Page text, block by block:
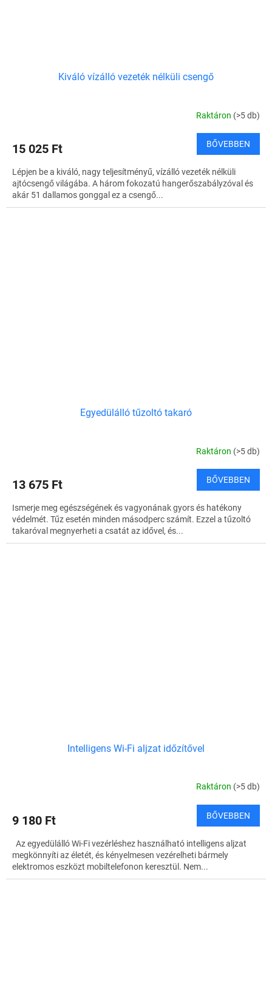
Kiváló vízálló vezeték nélküli csengő
Raktáron (>5 db)
15 025 Ft BŐVEBBEN
Lépjen be a kiváló, nagy teljesítményű, vízálló vezeték nélküli
ajtócsengő világába. A három fokozatú hangerőszabályzóval és
akár 51 dallamos gonggal ez a csengő...
Egyedülálló tűzoltó takaró
Raktáron (>5 db)
13 675 Ft BŐVEBBEN
Ismerje meg egészségének és vagyonának gyors és hatékony
védelmét. Tűz esetén minden másodperc számít. Ezzel a tűzoltó
takaróval megnyerheti a csatát az idővel, és...
Intelligens Wi-Fi aljzat időzítővel
Raktáron (>5 db)
9 180 Ft BŐVEBBEN
Az egyedülálló Wi-Fi vezérléshez használható intelligens aljzat
megkönnyíti az életét, és kényelmesen vezérelheti bármely
elektromos eszközt mobiltelefonon keresztül. Nem...